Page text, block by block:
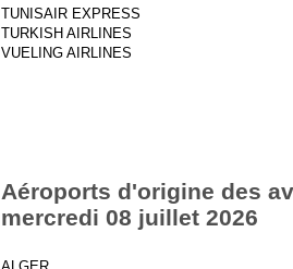
TUNISAIR EXPRESS
TURKISH AIRLINES
VUELING AIRLINES
Aéroports d'origine des
mercredi 08 juillet 2026